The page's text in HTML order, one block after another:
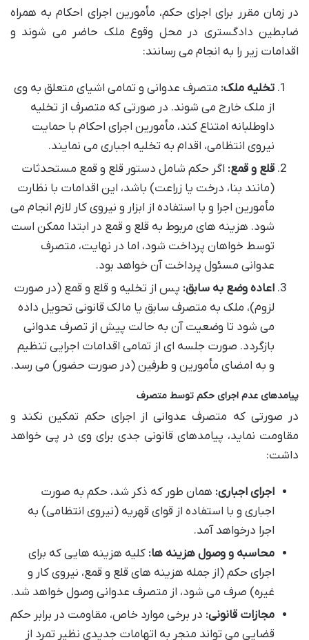
در زمان مقرر برای اجرای حکم، مأمورین اجرای احکام به همراه
ضابطین دادگستری در محل وقوع ملک حاضر می شوند و
اقدامات زیر را به انجام می رسانند:
تخلیه ملک: متصرف عدوانی و تمامی اشیای متعلق به وی
از ملک خارج می شوند. در صورتی که متصرف از تخلیه
داوطلبانه امتناع کند، مأمورین اجرای احکام با حمایت
نیروی انتظامی، اقدام به تخلیه اجباری می نمایند.
قلع و قمع: اگر حکم شامل دستور قلع و قمع مستحدثات
(مانند بنا، درخت یا زراعت) باشد، این اقدامات با نظارت
مأمورین اجرا و با استفاده از ابزار و نیروی کار لازم انجام می
شود. هزینه های مربوط به قلع و قمع در ابتدا ممکن است
توسط خواهان پرداخت شود، اما در نهایت، متصرف
عدوانی مسئول پرداخت آن خواهد بود.
اعاده وضع به سابق: پس از تخلیه و قلع و قمع (در صورت
لزوم)، ملک به متصرف سابق یا مالک قانونی تحویل داده
می شود تا وضعیت آن به حالت پیش از تصرف عدوانی
بازگردد. صورت جلسه ای از تمامی اقدامات اجرایی تنظیم
و به امضای مأمورین و طرفین (در صورت حضور) می رسد.
پیامدهای عدم اجرای حکم توسط متصرف
در صورتی که متصرف عدوانی از اجرای حکم تمکین نکند و
مقاومت نماید، پیامدهای قانونی جدی برای وی در پی خواهد
داشت:
اجرای اجباری: همان طور که ذکر شد، حکم به صورت
اجباری و با استفاده از قوای قهریه (نیروی انتظامی) به
اجرا درخواهد آمد.
محاسبه و وصول هزینه ها: کلیه هزینه هایی که برای
اجرای حکم (از جمله هزینه های قلع و قمع، نیروی کار و
غیره) صرف می شود، از متصرف عدوانی وصول خواهد شد.
مجازات قانونی: در برخی موارد خاص، مقاومت در برابر حکم
قضایی می تواند منجر به اتهامات جدیدی نظیر تمرد از